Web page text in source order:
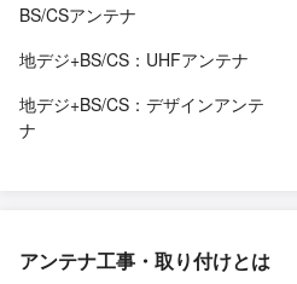
BS/CSアンテナ
地デジ+BS/CS：UHFアンテナ
地デジ+BS/CS：デザインアンテ
ナ
アンテナ工事・取り付けとは